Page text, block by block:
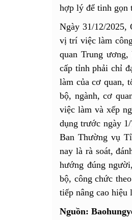
hợp lý để tinh gọn
Ngày 31/12/2025,
vị trí việc làm
quan Trung
cấp tỉnh phải chỉ
làm của cơ quan,
bộ, ngành, cơ
việc làm và xếp
dụng trước ngày
Ban Thường vụ
nay là rà soát,
hướng đúng
bộ, công chức
tiếp nâng cao hiệu
Nguồn: